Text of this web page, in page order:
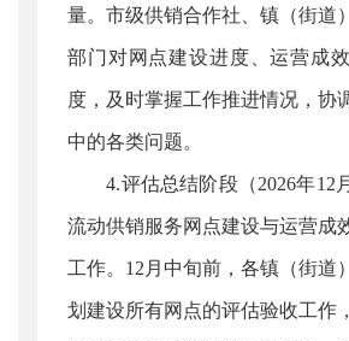
量。市级供销合作社、镇（街道
部门对网点建设进度、运营成
度，及时掌握工作推进情况，协
中的各类问题。
4.评估总结阶段（2026年12
流动供销服务网点建设与运营成
工作。12月中旬前，各镇（街道
划建设所有网点的评估验收工作